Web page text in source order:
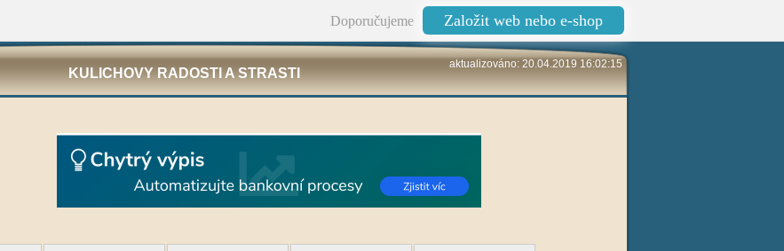
Doporučujeme Založit web nebo e-shop
aktualizováno: 20.04.2019 16:02:15
KULICHOVY RADOSTI A STRASTI